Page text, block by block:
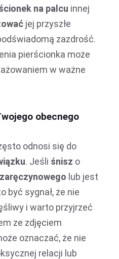
na palcu innej
jej przyszłe
zazdrość.
pierścionka może
w ważne
obecnego
odnosi się do
. Jeśli śnisz o
lub jest
być sygnał, że nie
i warto przyjrzeć
ze zdjęciem
oznaczać, że nie
relacji lub